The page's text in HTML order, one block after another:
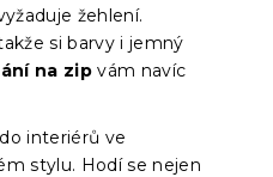
žehlení.
si barvy i jemný
na zip vám navíc
do interiérů ve
stylu. Hodí se nejen